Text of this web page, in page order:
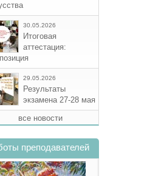
30.05.2026
Итоговая
аттестация:
29.05.2026
Результаты
экзамена 27-28 мая
все новости
преподавателей